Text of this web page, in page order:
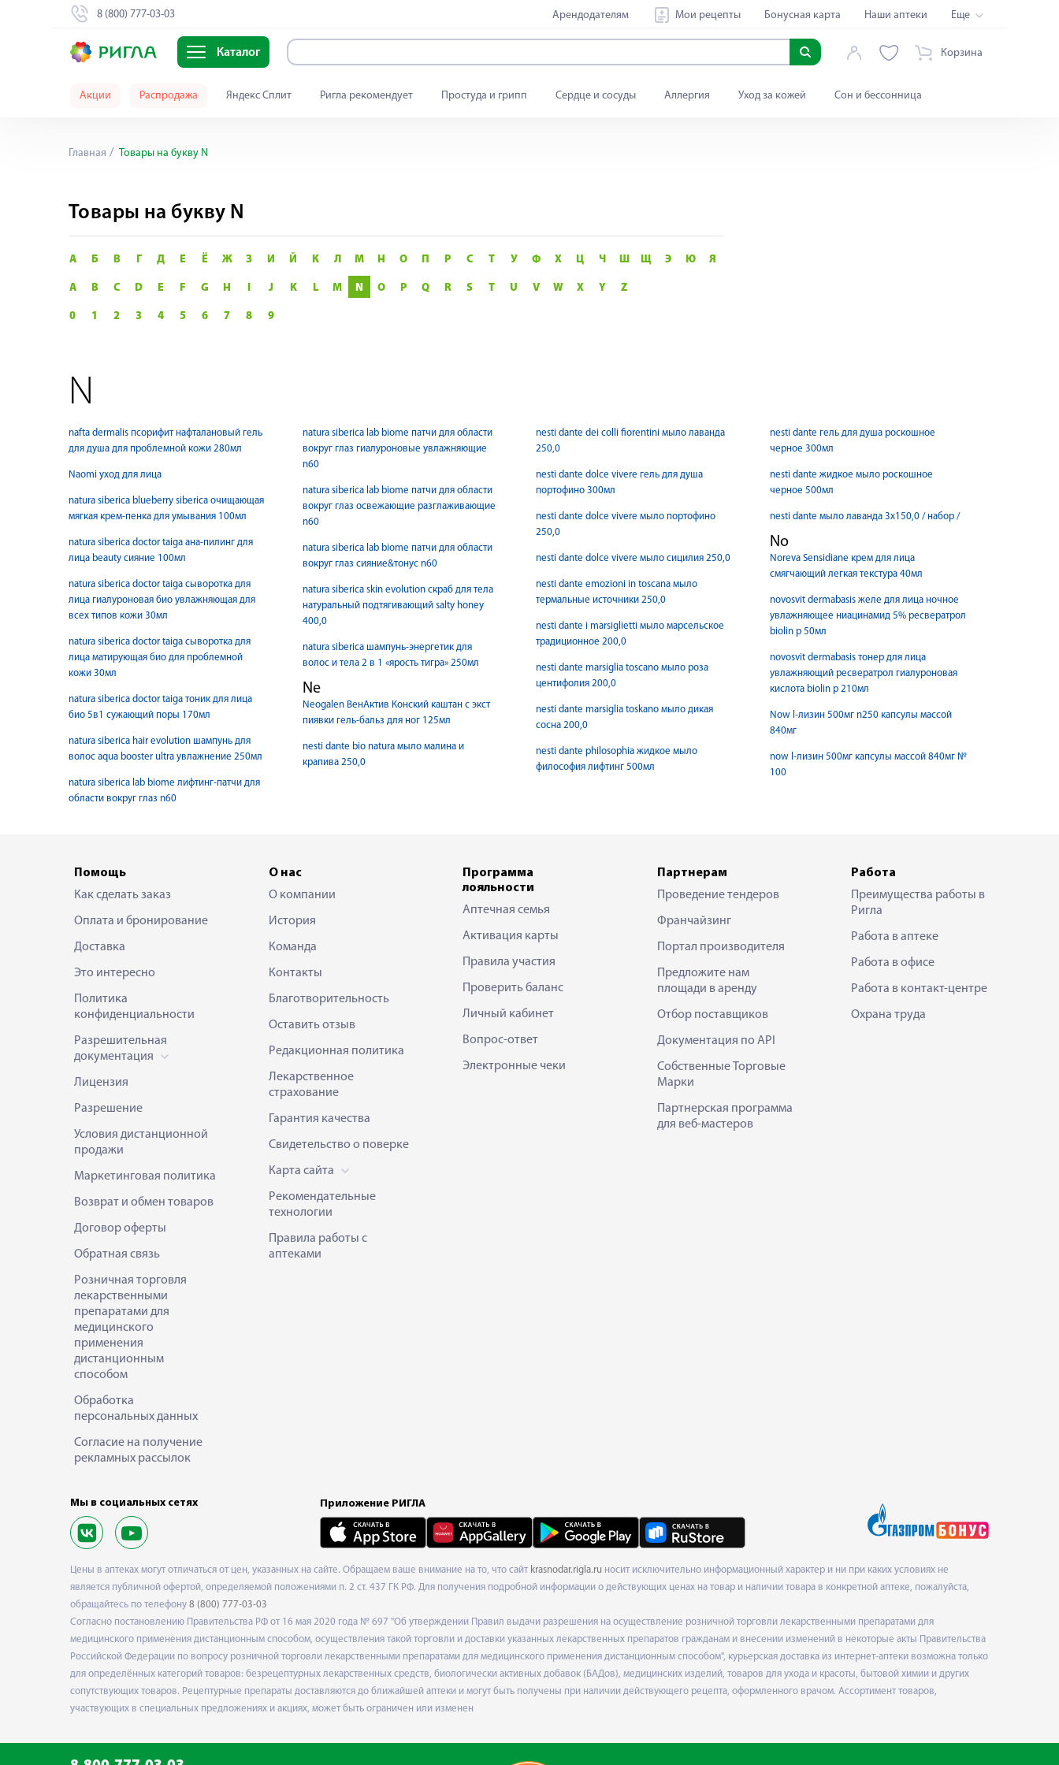
8 (800) 777-03-03 Арендодателям Мои рецепты Бонусная карта Наши аптеки Еще
Каталог Корзина
Акции Распродажа Яндекс Сплит Ригла рекомендует Простуда и грипп Сердце и сосуды Аллергия Уход за кожей Сон и бессонница
Главная Товары на букву N
Товары на букву N
А Б В Г Д Е Ё Ж З И Й К Л М Н О П Р С Т У Ф Х Ц Ч Ш Щ Э Ю Я
A B C D E F G H I J K L M N O P Q R S T U V W X Y Z
0 1 2 3 4 5 6 7 8 9
N
nafta dermalis псорифит нафталановый гель
для душа для проблемной кожи 280мл
Naomi уход для лица
natura siberica blueberry siberica очищающая
мягкая крем-пенка для умывания 100мл
natura siberica doctor taiga ана-пилинг для
лица beauty сияние 100мл
natura siberica doctor taiga сыворотка для
лица гиалуроновая био увлажняющая для
всех типов кожи 30мл
natura siberica doctor taiga сыворотка для
лица матирующая био для проблемной
кожи 30мл
natura siberica doctor taiga тоник для лица
био 5в1 сужающий поры 170мл
natura siberica hair evolution шампунь для
волос aqua booster ultra увлажнение 250мл
natura siberica lab biome лифтинг-патчи для
области вокруг глаз n60
natura siberica lab biome патчи для области
вокруг глаз гиалуроновые увлажняющие
n60
natura siberica lab biome патчи для области
вокруг глаз освежающие разглаживающие
n60
natura siberica lab biome патчи для области
вокруг глаз сияние&тонус n60
natura siberica skin evolution скраб для тела
натуральный подтягивающий salty honey
400,0
natura siberica шампунь-энергетик для
волос и тела 2 в 1 «ярость тигра» 250мл
Ne
Neogalen ВенАктив Конский каштан с экст
пиявки гель-бальз для ног 125мл
nesti dante bio natura мыло малина и
крапива 250,0
nesti dante dei colli fiorentini мыло лаванда
250,0
nesti dante dolce vivere гель для душа
портофино 300мл
nesti dante dolce vivere мыло портофино
250,0
nesti dante dolce vivere мыло сицилия 250,0
nesti dante emozioni in toscana мыло
термальные источники 250,0
nesti dante i marsiglietti мыло марсельское
традиционное 200,0
nesti dante marsiglia toscano мыло роза
центифолия 200,0
nesti dante marsiglia toskano мыло дикая
сосна 200,0
nesti dante philosophia жидкое мыло
философия лифтинг 500мл
nesti dante гель для душа роскошное
черное 300мл
nesti dante жидкое мыло роскошное
черное 500мл
nesti dante мыло лаванда 3x150,0 / набор /
No
Noreva Sensidiane крем для лица
смягчающий легкая текстура 40мл
novosvit dermabasis желе для лица ночное
увлажняющее ниацинамид 5% ресвератрол
biolin p 50мл
novosvit dermabasis тонер для лица
увлажняющий ресвератрол гиалуроновая
кислота biolin p 210мл
Now l-лизин 500мг n250 капсулы массой
840мг
now l-лизин 500мг капсулы массой 840мг №
100
Помощь
Как сделать заказ
Оплата и бронирование
Доставка
Это интересно
Политика
конфиденциальности
Разрешительная
документация
Лицензия
Разрешение
Условия дистанционной
продажи
Маркетинговая политика
Возврат и обмен товаров
Договор оферты
Обратная связь
Розничная торговля
лекарственными
препаратами для
медицинского
применения
дистанционным
способом
Обработка
персональных данных
Согласие на получение
рекламных рассылок
О нас
О компании
История
Команда
Контакты
Благотворительность
Оставить отзыв
Редакционная политика
Лекарственное
страхование
Гарантия качества
Свидетельство о поверке
Карта сайта
Рекомендательные
технологии
Правила работы с
аптеками
Программа
лояльности
Аптечная семья
Активация карты
Правила участия
Проверить баланс
Личный кабинет
Вопрос-ответ
Электронные чеки
Партнерам
Проведение тендеров
Франчайзинг
Портал производителя
Предложите нам
площади в аренду
Отбор поставщиков
Документация по API
Собственные Торговые
Марки
Партнерская программа
для веб-мастеров
Работа
Преимущества работы в
Ригла
Работа в аптеке
Работа в офисе
Работа в контакт-центре
Охрана труда
Мы в социальных сетях Приложение РИГЛА
Цены в аптеках могут отличаться от цен, указанных на сайте. Обращаем ваше внимание на то, что сайт krasnodar.rigla.ru носит исключительно информационный характер и ни при каких условиях не
является публичной офертой, определяемой положениями п. 2 ст. 437 ГК РФ. Для получения подробной информации о действующих ценах на товар и наличии товара в конкретной аптеке, пожалуйста,
обращайтесь по телефону 8 (800) 777-03-03
Согласно постановлению Правительства РФ от 16 мая 2020 года № 697 "Об утверждении Правил выдачи разрешения на осуществление розничной торговли лекарственными препаратами для
медицинского применения дистанционным способом, осуществления такой торговли и доставки указанных лекарственных препаратов гражданам и внесении изменений в некоторые акты Правительства
Российской Федерации по вопросу розничной торговли лекарственными препаратами для медицинского применения дистанционным способом", курьерская доставка из интернет-аптеки возможна только
для определённых категорий товаров: безрецептурных лекарственных средств, биологически активных добавок (БАДов), медицинских изделий, товаров для ухода и красоты, бытовой химии и других
сопутствующих товаров. Рецептурные препараты доставляются до ближайшей аптеки и могут быть получены при наличии действующего рецепта, оформленного врачом. Ассортимент товаров,
участвующих в специальных предложениях и акциях, может быть ограничен или изменен